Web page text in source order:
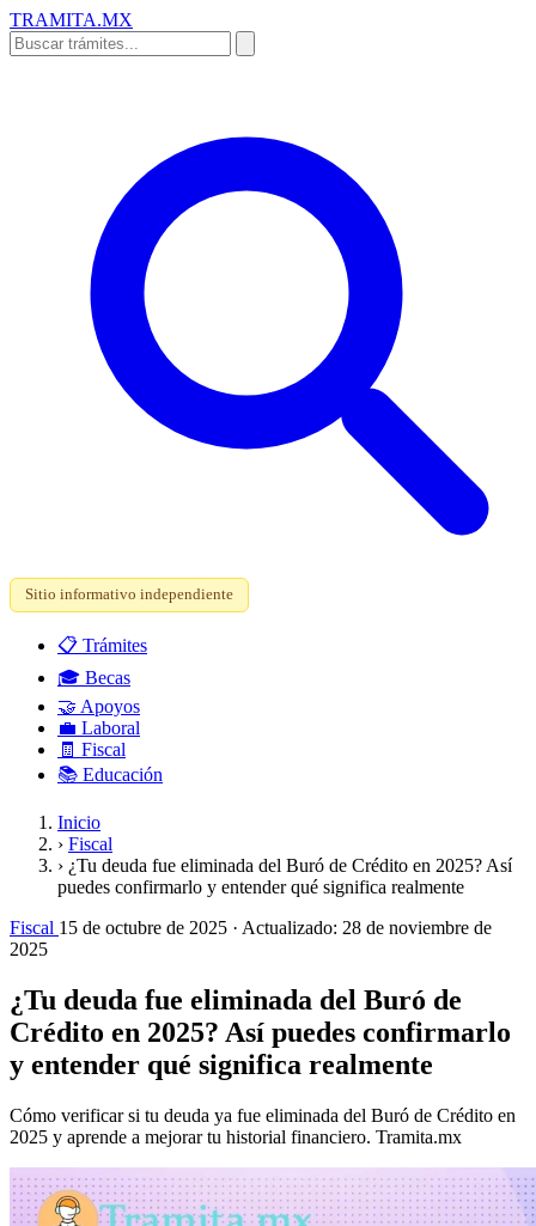
TRAMITA.MX
Sitio informativo independiente
📋 Trámites
🎓 Becas
🤝 Apoyos
💼 Laboral
🧾 Fiscal
📚 Educación
Inicio
› Fiscal
› ¿Tu deuda fue eliminada del Buró de Crédito en 2025? Así
puedes confirmarlo y entender qué significa realmente
Fiscal 15 de octubre de 2025 · Actualizado: 28 de noviembre de
2025
¿Tu deuda fue eliminada del Buró de
Crédito en 2025? Así puedes confirmarlo
y entender qué significa realmente
Cómo verificar si tu deuda ya fue eliminada del Buró de Crédito en
2025 y aprende a mejorar tu historial financiero. Tramita.mx